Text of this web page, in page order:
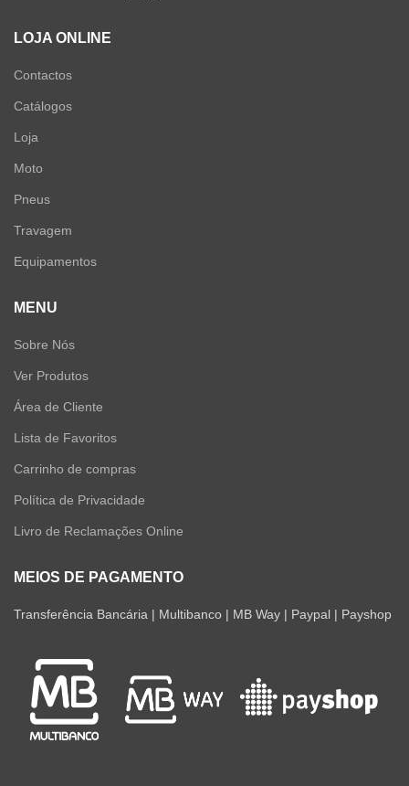
LOJA ONLINE
Contactos
Catálogos
Loja
Moto
Pneus
Travagem
Equipamentos
MENU
Sobre Nós
Ver Produtos
Área de Cliente
Lista de Favoritos
Carrinho de compras
Política de Privacidade
Livro de Reclamações Online
MEIOS DE PAGAMENTO
Transferência Bancária | Multibanco | MB Way | Paypal | Payshop